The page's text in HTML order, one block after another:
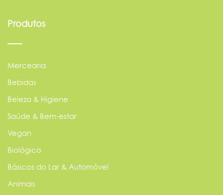
Produtos
Mercearia
Bebidas
Beleza & Higiene
Saúde & Bem-estar
Vegan
Biológico
Básicos do Lar & Automóvel
Animais